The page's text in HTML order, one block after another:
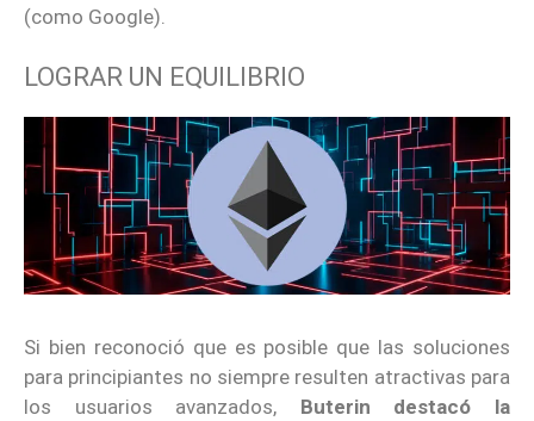
(como Google).
LOGRAR UN EQUILIBRIO
Si bien reconoció que es posible que las soluciones
para principiantes no siempre resulten atractivas para
los usuarios avanzados, Buterin destacó la